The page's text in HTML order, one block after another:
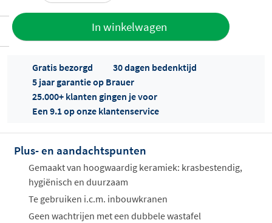
In winkelwagen
Offertes
ophalen...
Gratis bezorgd
30 dagen bedenktijd
5 jaar garantie op Brauer
25.000+ klanten gingen je voor
Een 9.1 op onze klantenservice
Plus- en aandachtspunten
Gemaakt van hoogwaardig keramiek: krasbestendig,
hygiënisch en duurzaam
Te gebruiken i.c.m. inbouwkranen
Geen wachtrijen met een dubbele wastafel